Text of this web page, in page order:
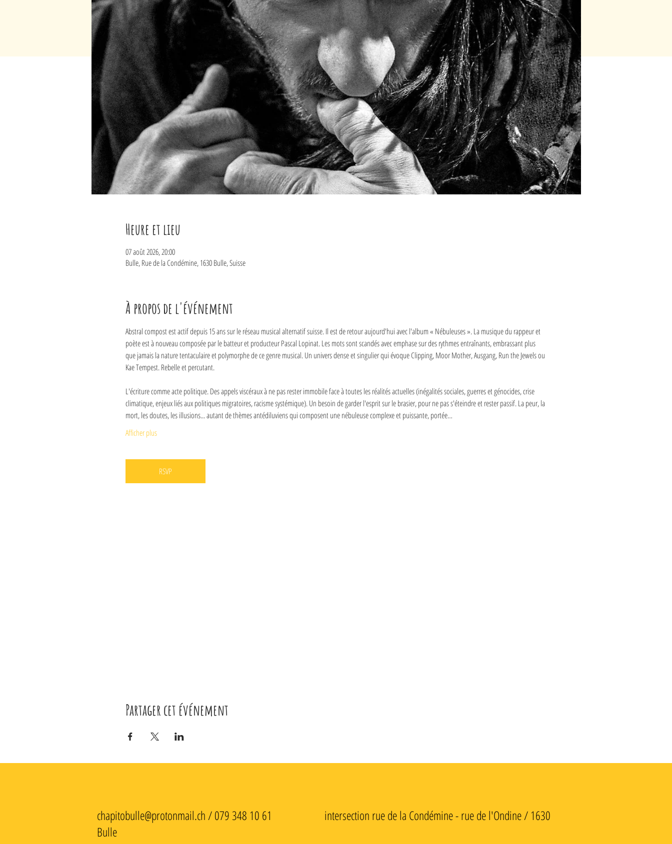
Heure et lieu
07 août 2026, 20:00
Bulle, Rue de la Condémine, 1630 Bulle, Suisse
À propos de l'événement
Abstral compost est actif depuis 15 ans sur le réseau musical alternatif suisse. Il est de retour aujourd'hui avec l'album « Nébuleuses ». La musique du rappeur et
poète est à nouveau composée par le batteur et producteur Pascal Lopinat. Les mots sont scandés avec emphase sur des rythmes entraînants, embrassant plus
que jamais la nature tentaculaire et polymorphe de ce genre musical. Un univers dense et singulier qui évoque Clipping, Moor Mother, Ausgang, Run the Jewels ou
Kae Tempest. Rebelle et percutant.
L'écriture comme acte politique. Des appels viscéraux à ne pas rester immobile face à toutes les réalités actuelles (inégalités sociales, guerres et génocides, crise
climatique, enjeux liés aux politiques migratoires, racisme systémique). Un besoin de garder l'esprit sur le brasier, pour ne pas s'éteindre et rester passif. La peur, la
mort, les doutes, les illusions... autant de thèmes antédiluviens qui composent une nébuleuse complexe et puissante, portée…
Afficher plus
RSVP
Partager cet événement
chapitobulle@protonmail.ch/ 079 348 10 61 intersection rue de la Condémine - rue de l'Ondine / 1630
Bulle